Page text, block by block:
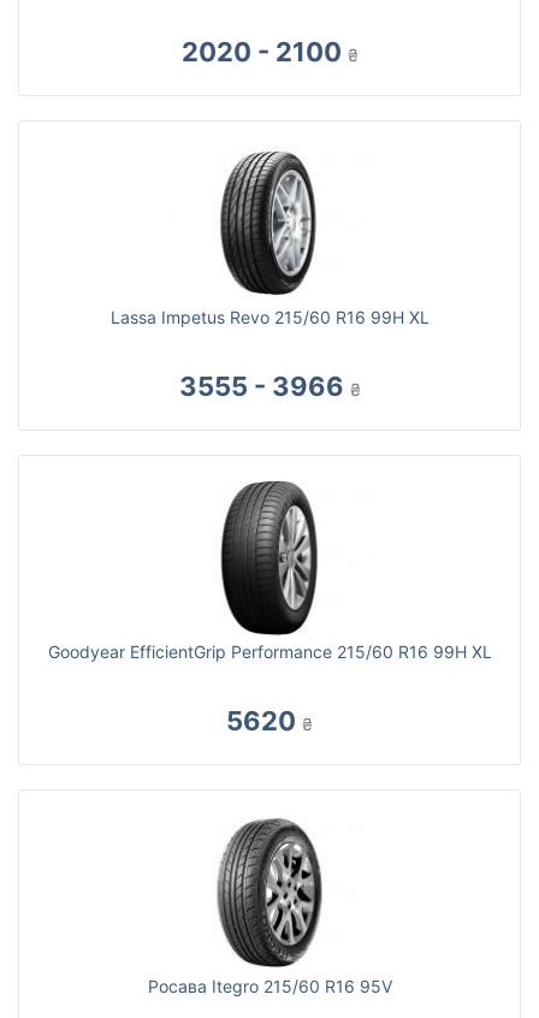
2020 - 2100 ₴
Lassa Impetus Revo 215/60 R16 99H XL
3555 - 3966 ₴
Goodyear EfficientGrip Performance 215/60 R16 99H XL
5620 ₴
Росава Itegro 215/60 R16 95V